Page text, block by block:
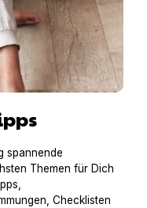
spannende
Themen für Dich
Checklisten